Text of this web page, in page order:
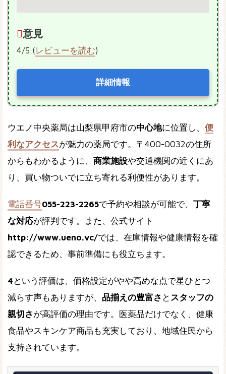
意見
4/5 (レビューを読む)
詳細情報
ウエノ中央薬局は山梨県甲府市の中心地に位置し、 便
利なアクセスが魅力の薬局です。〒400-0032の住所
からもわかるように、 商業施設や交通機関の近くにあ
り、買い物ついでに立ち寄れる利便性があります。
電話番号055-223-2265で予約や相談が可能で、 丁寧
な対応が評判です。また、公式サイト
http://www.ueno.vc/では、在庫情報や健康情報を確
認できるため、事前準備にも役立ちます。
4 という評価は、価格設定がやや高めな点で星ひとつ
減らす声もありますが、 品揃えの豊富さ と スタッフの
親切さが高評価の理由です。医薬品だけでなく、健康
食品やスキンケア商品も充実しており、地域住民から
支持されています。